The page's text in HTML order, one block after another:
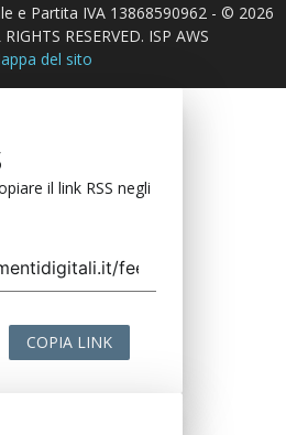
e Partita IVA 13868590962 - © 2026
RESERVED. ISP AWS
del sito
il link RSS negli
COPIA LINK